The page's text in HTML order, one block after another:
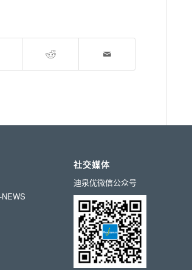
社交媒体
迪泉优微信公众号